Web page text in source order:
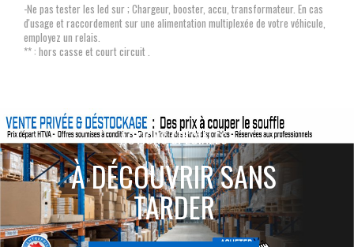
-Ne pas tester les led sur ; Chargeur, booster, accu, transformateur. En cas
d'usage et raccordement sur une alimentation multiplexée de votre véhicule,
employez un relais.
** : hors casse et court circuit .
ACTIONS SPÉCIALES
À DÉCOUVRIR SANS
TARDER